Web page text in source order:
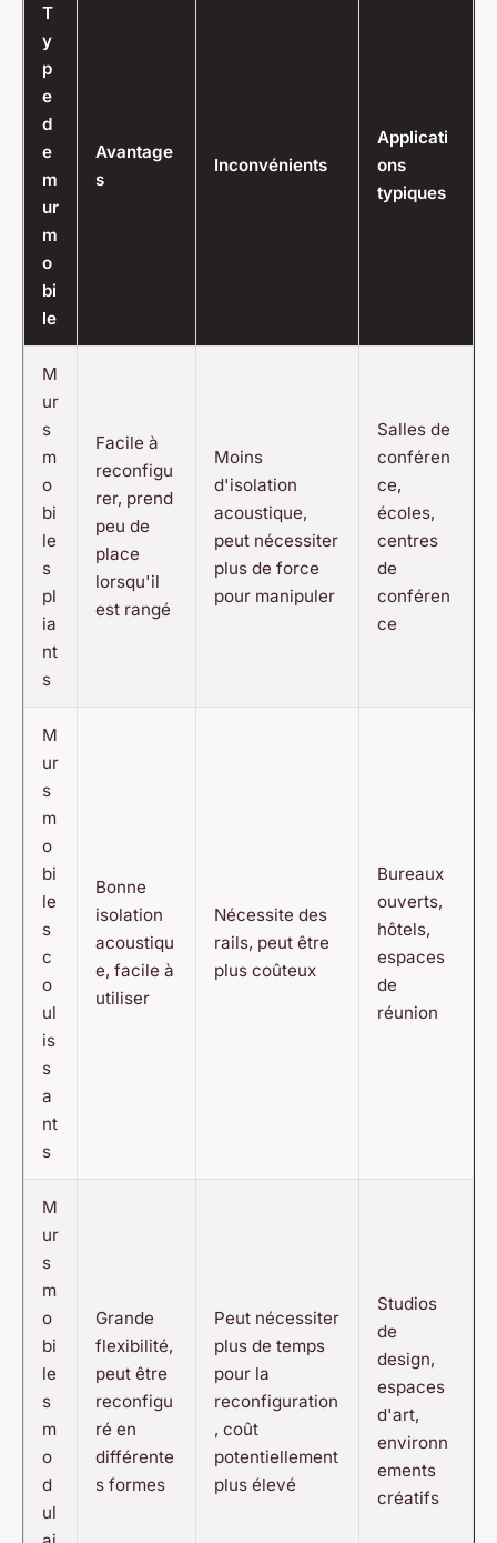
T
y
p
e
d
e
m
ur
m
o
bi
le
Avantage
s
Inconvénients
Applicati
ons
typiques
M
ur
s
m
o
bi
le
s
pl
ia
nt
s
Facile à
reconfigu
rer, prend
peu de
place
lorsqu'il
est rangé
Moins
d'isolation
acoustique,
peut nécessiter
plus de force
pour manipuler
Salles de
conféren
ce,
écoles,
centres
de
conféren
ce
M
ur
s
m
o
bi
le
s
c
o
ul
is
s
a
nt
s
Bonne
isolation
acoustiqu
e, facile à
utiliser
Nécessite des
rails, peut être
plus coûteux
Bureaux
ouverts,
hôtels,
espaces
de
réunion
M
ur
s
m
o
bi
le
s
m
o
d
ul
Grande
flexibilité,
peut être
reconfigu
ré en
différente
s formes
Peut nécessiter
plus de temps
pour la
reconfiguration
, coût
potentiellement
plus élevé
Studios
de
design,
espaces
d'art,
environn
ements
créatifs